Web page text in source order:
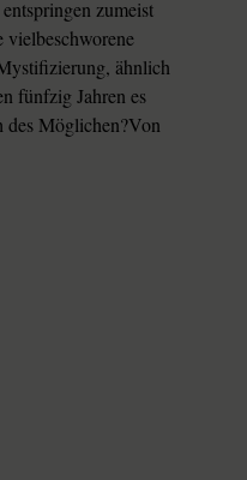
zumeist
ähnlich
fünfzig Jahren es
des Möglichen?Von